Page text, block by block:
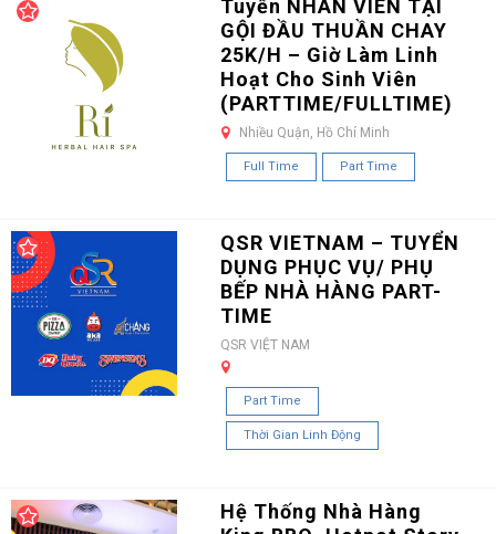
Tuyển NHÂN VIÊN TẠI
GỘI ĐẦU THUẦN CHAY
25K/H – Giờ Làm Linh
Hoạt Cho Sinh Viên
(PARTTIME/FULLTIME)
Nhiều Quận, Hồ Chí Minh
Full Time Part Time
QSR VIETNAM – TUYỂN
DỤNG PHỤC VỤ/ PHỤ
BẾP NHÀ HÀNG PART-
TIME
QSR VIỆT NAM
Part Time
Thời Gian Linh Động
Hệ Thống Nhà Hàng